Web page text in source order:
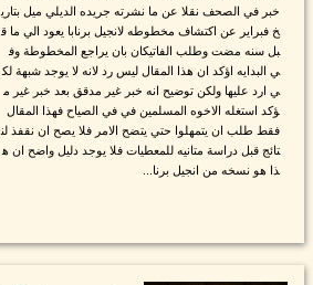
خبر في الصحف نقلا عن ما نشرته جريده الديلي ميل بتاري
خ فبراير عن اكتشاف مخطوطه لانجيل برنابا يعود الي ما ق
بل سنه مضت وطلب الفاتيكان بان يراجع المخطوطة وف
ي البدايه اؤكد ان هذا المقال ليس رد لانه لا يوجد شبهة لك
ي ارد عليها ولكن توضيح انه خبر غير مدقق بعد خبر غير م
ؤكد استغله الاخوه المسلمين في في الصياح فهذا المقال
فقط طلب ان يتمهلوا حتي يتضح الامر فلا يصح ان نقفذ لن
تائج قبل دراسة متانيه للمعطيات فلا يوجد دليل واضح ان ه
ذا هو نسخه من انجيل برنا...